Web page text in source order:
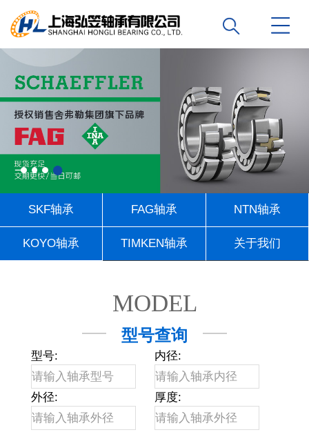
SKF轴承 FAG轴承 NTN轴承
KOYO轴承 TIMKEN轴承 关于我们
MODEL
型号查询
型号: 内径:
外径: 厚度: